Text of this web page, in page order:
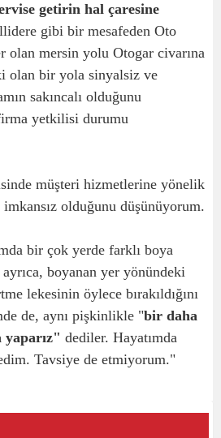
getirin hal çaresine
gibi bir mesafeden Oto
olan mersin yolu Otogar civarına
olan bir yola sinyalsiz ve
sakıncalı olduğunu
yetkilisi durumu
müşteri hizmetlerine yönelik
imkansız olduğunu düşünüyorum.
bir çok yerde farklı boya
boyanan yer yönündeki
lekesinin öylece bırakıldığını
de, aynı pişkinlikle "bir daha
yaparız" dediler. Hayatımda
Tavsiye de etmiyorum."